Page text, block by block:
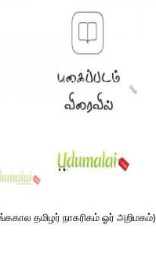
தமிழர் நாகரிகம் ஓர் அறிமகம்)